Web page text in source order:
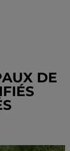
DE